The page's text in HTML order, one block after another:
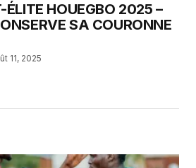
ÉLITE HOUEGBO 2025 –
SA COURONNE
11, 2025